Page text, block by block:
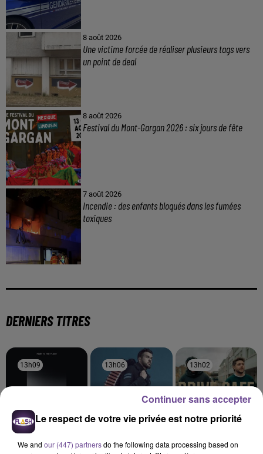
8 août 2026
Une victime forcée de réaliser plusieurs tags vers
un point de deal
8 août 2026
Festival du Mont-Gargan 2026 : six jours de fête
7 août 2026
Incendie : des enfants bloqués dans les fumées
toxiques
DERNIERS TITRES
13h09
13h09
OFENBACH, STARSAILOR
Four To The Floor
13h06
13h06
CLAUDIO CAPÉO
Riche
13h02
13h02
MYLES SMITH
Drive Safe
Le respect de votre vie privée est notre priorité
We and our (447) partnersdo the following data processing based on
Continuer sans accepter